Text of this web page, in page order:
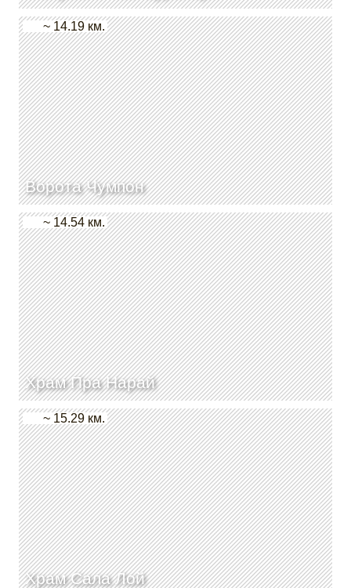
Ворота Чумпон
~ 14.19 км.
Храм Пра Нарай
~ 14.54 км.
Храм Сала Лой
~ 15.29 км.